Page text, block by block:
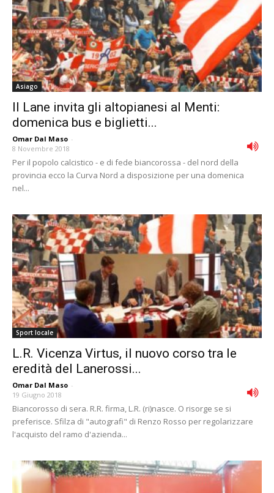
Asiago
Il Lane invita gli altopianesi al Menti:
domenica bus e biglietti...
Omar Dal Maso -
8 Novembre 2018
Per il popolo calcistico - e di fede biancorossa - del nord della
provincia ecco la Curva Nord a disposizione per una domenica
nel...
Sport locale
L.R. Vicenza Virtus, il nuovo corso tra le
eredità del Lanerossi...
Omar Dal Maso -
19 Giugno 2018
Biancorosso di sera. R.R. firma, L.R. (ri)nasce. O risorge se si
preferisce. Sfilza di "autografi" di Renzo Rosso per regolarizzare
l'acquisto del ramo d'azienda...